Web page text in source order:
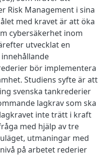
Risk Management i sina
med kravet är att öka
cybersäkerhet inom
utvecklat en
innehållande
bör implementera
Studiens syfte är att
svenska tankrederier
lagkrav som ska
inte trätt i kraft
med hjälp av tre
utmaningar med
på arbetet rederier